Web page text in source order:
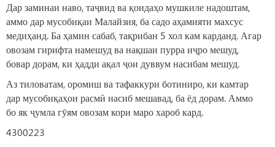
Дар заминаи наво, таҷвид ва қоидаҳо мушкиле надоштам,
аммо дар мусобиқаи Малайзия, ба садо аҳамияти махсус
медиҳанд. Ба ҳамин сабаб, тақрибан 5 хол кам карданд. Агар
овозам гирифта намешуд ва нақшаи пурра иҷро мешуд,
бовар дорам, ки ҳадди ақал ҷои дуввум насибам мешуд.
Аз тиловатам, оромиш ва тафаккури ботиниро, ки камтар
дар мусобиқаҳои расмӣ насиб мешавад, ба ёд дорам. Аммо
бо як ҷумла гӯям овозам кори маро хароб кард.
4300223